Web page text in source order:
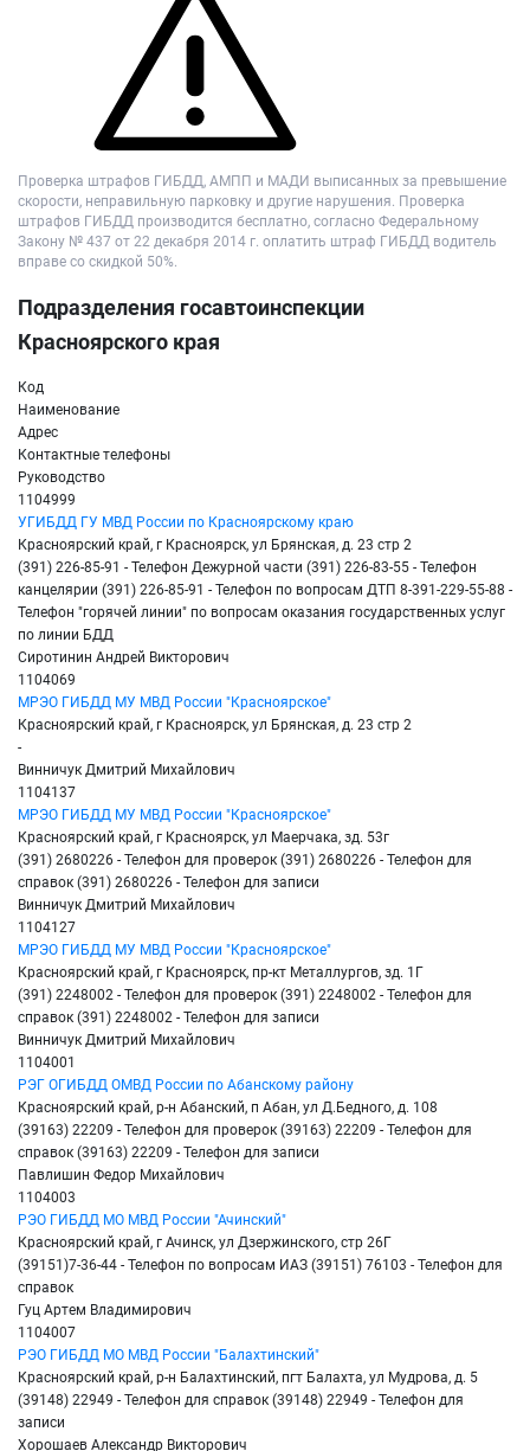
Проверка штрафов ГИБДД, АМПП и МАДИ выписанных за превышение
скорости, неправильную парковку и другие нарушения. Проверка
штрафов ГИБДД производится бесплатно, согласно Федеральному
Закону № 437 от 22 декабря 2014 г. оплатить штраф ГИБДД водитель
вправе со скидкой 50%.
Подразделения госавтоинспекции
Красноярского края
Код
Наименование
Адрес
Контактные телефоны
Руководство
1104999
УГИБДД ГУ МВД России по Красноярскому краю
Красноярский край, г Красноярск, ул Брянская, д. 23 стр 2
(391) 226-85-91 - Телефон Дежурной части (391) 226-83-55 - Телефон
канцелярии (391) 226-85-91 - Телефон по вопросам ДТП 8-391-229-55-88 -
Телефон "горячей линии" по вопросам оказания государственных услуг
по линии БДД
Сиротинин Андрей Викторович
1104069
МРЭО ГИБДД МУ МВД России "Красноярское"
Красноярский край, г Красноярск, ул Брянская, д. 23 стр 2
-
Винничук Дмитрий Михайлович
1104137
МРЭО ГИБДД МУ МВД России "Красноярское"
Красноярский край, г Красноярск, ул Маерчака, зд. 53г
(391) 2680226 - Телефон для проверок (391) 2680226 - Телефон для
справок (391) 2680226 - Телефон для записи
Винничук Дмитрий Михайлович
1104127
МРЭО ГИБДД МУ МВД России "Красноярское"
Красноярский край, г Красноярск, пр-кт Металлургов, зд. 1Г
(391) 2248002 - Телефон для проверок (391) 2248002 - Телефон для
справок (391) 2248002 - Телефон для записи
Винничук Дмитрий Михайлович
1104001
РЭГ ОГИБДД ОМВД России по Абанскому району
Красноярский край, р-н Абанский, п Абан, ул Д.Бедного, д. 108
(39163) 22209 - Телефон для проверок (39163) 22209 - Телефон для
справок (39163) 22209 - Телефон для записи
Павлишин Федор Михайлович
1104003
РЭО ГИБДД МО МВД России "Ачинский"
Красноярский край, г Ачинск, ул Дзержинского, стр 26Г
(39151)7-36-44 - Телефон по вопросам ИАЗ (39151) 76103 - Телефон для
справок
Гуц Артем Владимирович
1104007
РЭО ГИБДД МО МВД России "Балахтинский"
Красноярский край, р-н Балахтинский, пгт Балахта, ул Мудрова, д. 5
(39148) 22949 - Телефон для справок (39148) 22949 - Телефон для
записи
Хорошаев Александр Викторович